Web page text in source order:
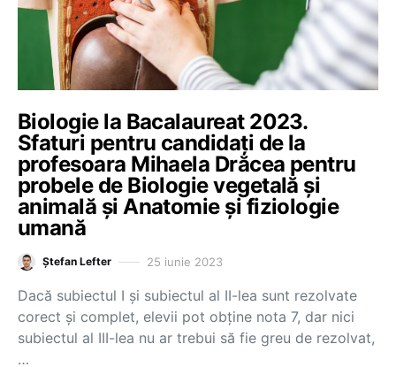
Biologie la Bacalaureat 2023.
Sfaturi pentru candidați de la
profesoara Mihaela Drăcea pentru
probele de Biologie vegetală și
animală și Anatomie și fiziologie
umană
Ștefan Lefter 25 iunie 2023
Dacă subiectul I și subiectul al II-lea sunt rezolvate
corect și complet, elevii pot obține nota 7, dar nici
subiectul al III-lea nu ar trebui să fie greu de rezolvat,
…